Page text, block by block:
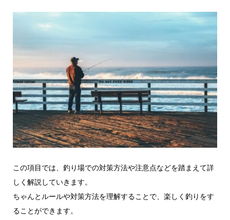
この項目では、釣り場での対策方法や注意点などを踏まえて詳
しく解説していきます。
ちゃんとルールや対策方法を理解することで、楽しく釣りをす
ることができます。